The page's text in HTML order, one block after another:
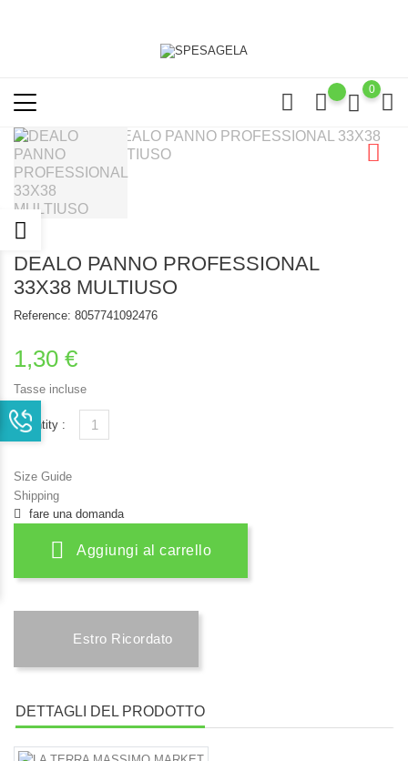
0
DEALO PANNO PROFESSIONAL
33X38 MULTIUSO
Reference: 8057741092476
1,30 €
Tasse incluse
Quantity :
Size Guide
Shipping
fare una domanda
Aggiungi al carrello
Estro Ricordato
DETTAGLI DEL PRODOTTO